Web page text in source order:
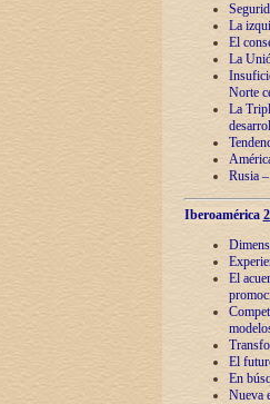
La
El
La
Norte
La
Rusia
Iberoamérica
El
El
En
Nueva